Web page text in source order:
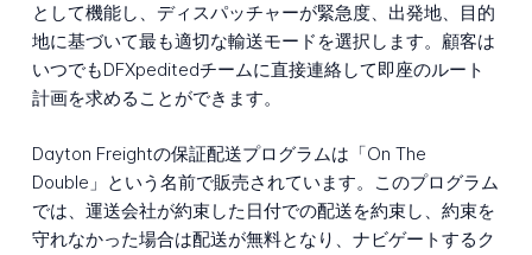
として機能し、ディスパッチャーが緊急度、出発地、目的
地に基づいて最も適切な輸送モードを選択します。顧客は
いつでもDFXpeditedチームに直接連絡して即座のルート
計画を求めることができます。
Dayton Freightの保証配送プログラムは「On The
Double」という名前で販売されています。このプログラム
では、運送会社が約束した日付での配送を約束し、約束を
守れなかった場合は配送が無料となり、ナビゲートするク